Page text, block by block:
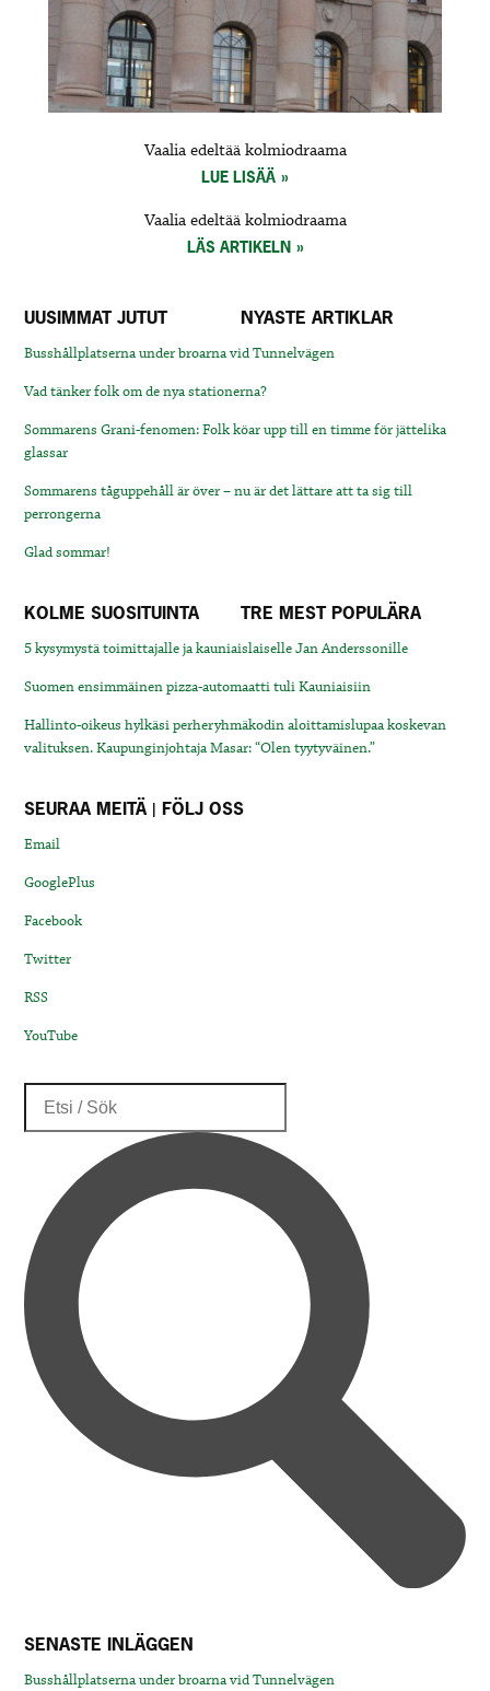
Vaalia edeltää kolmiodraama
LUE LISÄÄ
Vaalia edeltää kolmiodraama
LÄS ARTIKELN
UUSIMMAT JUTUT NYASTE ARTIKLAR
Busshållplatserna under broarna vid Tunnelvägen
Vad tänker folk om de nya stationerna?
Sommarens Grani-fenomen: Folk köar upp till en timme för jättelika
glassar
Sommarens tåguppehåll är över – nu är det lättare att ta sig till
perrongerna
Glad sommar!
KOLME SUOSITUINTA TRE MEST POPULÄRA
5 kysymystä toimittajalle ja kauniaislaiselle Jan Anderssonille
Suomen ensimmäinen pizza-automaatti tuli Kauniaisiin
Hallinto-oikeus hylkäsi perheryhmäkodin aloittamislupaa koskevan
valituksen. Kaupunginjohtaja Masar: “Olen tyytyväinen.”
SEURAA MEITÄ | FÖLJ OSS
Email
GooglePlus
Facebook
Twitter
RSS
YouTube
SENASTE INLÄGGEN
Busshållplatserna under broarna vid Tunnelvägen